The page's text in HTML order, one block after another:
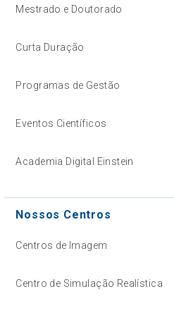
Mestrado e Doutorado
Curta Duração
Programas de Gestão
Eventos Científicos
Academia Digital Einstein
Nossos Centros
Centros de Imagem
Centro de Simulação Realística